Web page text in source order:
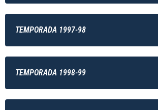
TEMPORADA 1997-98
TEMPORADA 1998-99